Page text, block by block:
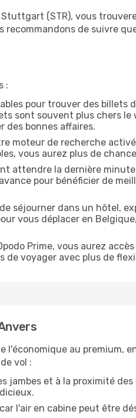
(STR), vous
de suivre
:
pour trouver des
sont souvent plus chers
des bonnes affaires.
moteur de recherche
vous aurez plus de
attendre la dernière
pour bénéficier de
séjourner dans un hôtel,
vous déplacer en
Prime, vous aurez
de voyager avec plus de
l'économique au premium,
vol :
jambes et à la proximité
l'air en cabine peut être